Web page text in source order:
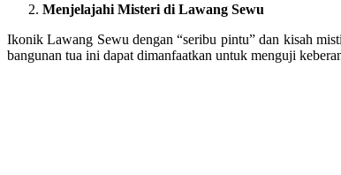
Menjelajahi Misteri di Lawang Sewu
Ikonik Lawang Sewu dengan “seribu pintu” dan kisah
bangunan tua ini dapat dimanfaatkan untuk menguji